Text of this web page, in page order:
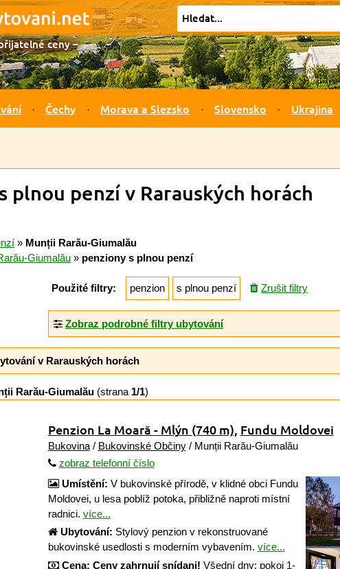
ceny –
Čechy Morava a Slezsko Slovensko Ukrajina
plnou penzí v Rarauských horách
» Munții Rarău-Giumalău
Giumalău » penziony s plnou penzí
Použité filtry: penzion s plnou penzí Zrušit filtry
Zobraz podrobné filtry ubytování
v Rarauských horách
Rarău-Giumalău (strana 1/1)
Penzion La Moară - Mlýn (740 m), Fundu Moldovei
Bukovina/ Bukovinské Občiny/ Munții Rarău-Giumalău
zobraz telefonní číslo
Umístění: V bukovinské přírodě, v klidné obci Fundu
Moldovei, u lesa poblíž potoka, přibližně naproti místní
radnici. více...
Ubytování: Stylový penzion v rekonstruované
bukovinské usedlosti s moderním vybavením. více...
Cena: Ceny zahrnují snídani! Všední dny: pokoj 1-